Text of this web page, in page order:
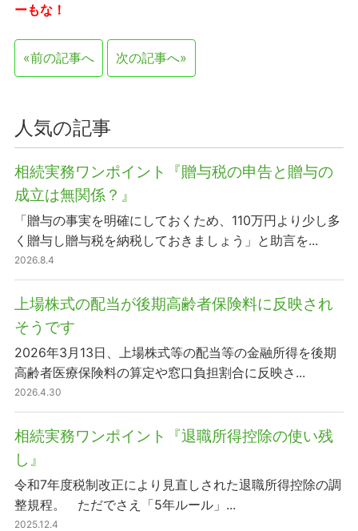
ーもな！
«前の記事へ 次の記事へ»
人気の記事
相続実務ワンポイント『贈与税の申告と贈与の
成立は無関係？』
「贈与の事実を明確にしておくため、110万円より少し多
く贈与し贈与税を納税しておきましょう」と助言を...
2026.8.4
上場株式の配当が後期高齢者保険料に反映され
そうです
2026年3月13日、上場株式等の配当等の金融所得を後期
高齢者医療保険料の算定や窓口負担割合に反映さ...
2026.4.30
相続実務ワンポイント『退職所得控除の使い残
し』
令和7年度税制改正により見直しされた退職所得控除の調
整規程。 ただでさえ「5年ルール」...
2025.12.4